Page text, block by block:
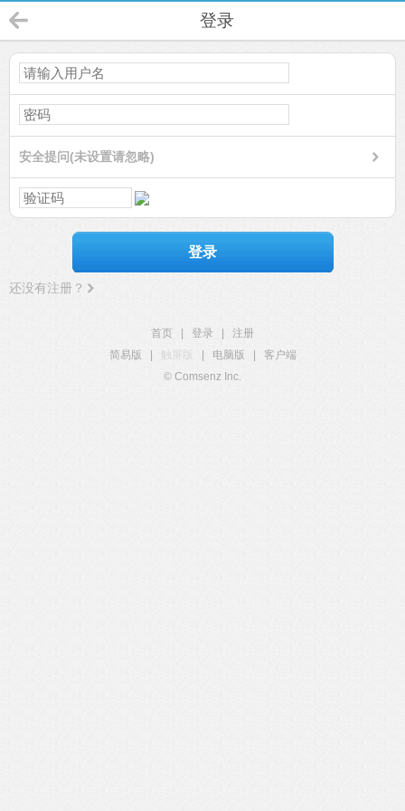
登录
安全提问(未设置请忽略)
登录
还没有注册？
首页 登录
注册
简易版
触屏版 电脑版
客户端
© Comsenz Inc.